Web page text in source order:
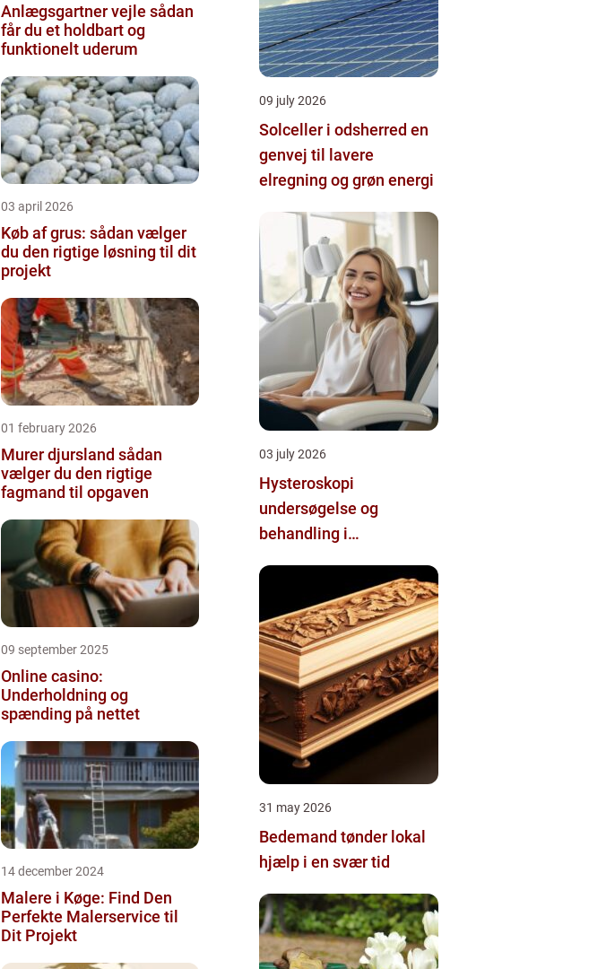
Anlægsgartner vejle sådan
får du et holdbart og
funktionelt uderum
03 april 2026
Køb af grus: sådan vælger
du den rigtige løsning til dit
projekt
01 february 2026
Murer djursland sådan
vælger du den rigtige
fagmand til opgaven
09 september 2025
Online casino:
Underholdning og
spænding på nettet
14 december 2024
Malere i Køge: Find Den
Perfekte Malerservice til
Dit Projekt
09 july 2026
Solceller i odsherred en
genvej til lavere
elregning og grøn energi
03 july 2026
Hysteroskopi
undersøgelse og
behandling i
31 may 2026
Bedemand tønder lokal
hjælp i en svær tid